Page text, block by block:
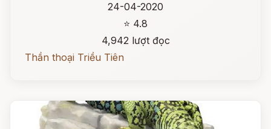
24-04-2020
⭐ 4.8
4,942 lượt đọc
Thần thoại Triều Tiên